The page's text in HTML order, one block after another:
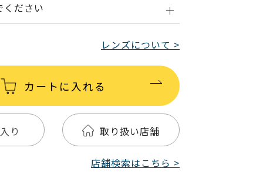
ください
レンズについて >
カートに入れる
り 取り扱い店舗
店舗検索はこちら >